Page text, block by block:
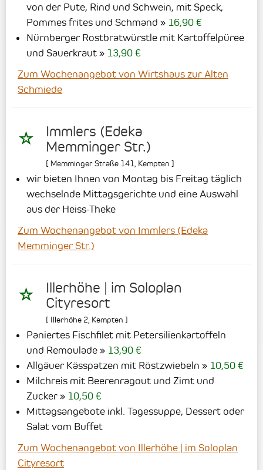
von der Pute, Rind und Schwein, mit Speck,
Pommes frites und Schmand
16,90 €
Nürnberger Rostbratwürstle mit Kartoffelpüree
und Sauerkraut
13,90 €
Zum Wochenangebot von Wirtshaus zur Alten
Schmiede
Immlers (Edeka
Memminger Str.)
[ Memminger Straße 141 Kempten ]
wir bieten Ihnen von Montag bis Freitag täglich
wechselnde Mittagsgerichte und eine Auswahl
aus der Heiss-Theke
Zum Wochenangebot von Immlers (Edeka
Memminger Str.)
Illerhöhe | im Soloplan
Cityresort
[ Illerhöhe 2, Kempten ]
Paniertes Fischfilet mit Petersilienkartoffeln
und Remoulade
13,90 €
Allgäuer Kässpatzen mit Röstzwiebeln
10,50 €
Milchreis mit Beerenragout und Zimt und
Zucker
10,50 €
Mittagsangebote inkl. Tagessuppe, Dessert oder
Salat vom Buffet
Zum Wochenangebot von Illerhöhe | im Soloplan
Cityresort